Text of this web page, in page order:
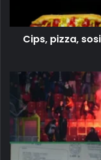
Cips, pizza,